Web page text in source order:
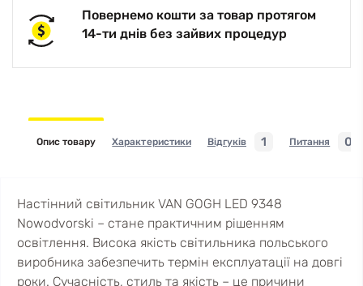
Повернемо кошти за товар протягом
14-ти днів без зайвих процедур
Опис товару Характеристики Відгуків 1 Питання 0
Настінний світильник VAN GOGH LED 9348
Nowodvorski – стане практичним рішенням
освітлення. Висока якість світильника польського
виробника забезпечить термін експлуатації на довгі
роки. Сучасність, стиль та якість – це причини